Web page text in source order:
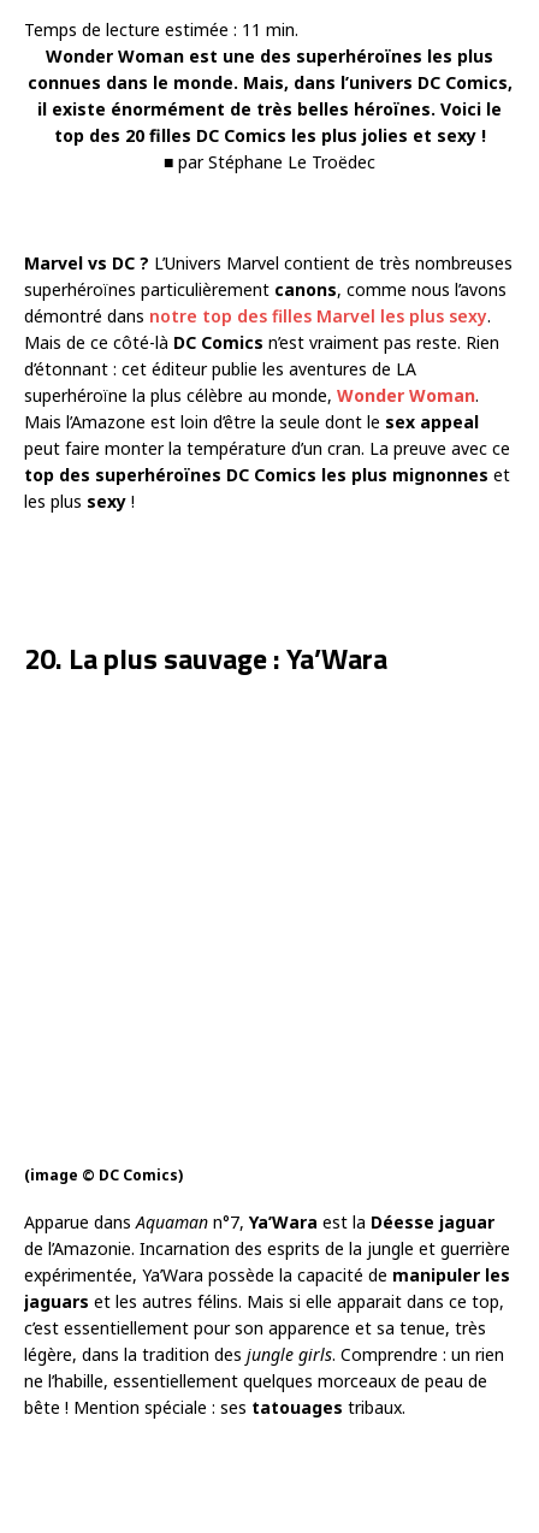
Temps de lecture estimée : 11 min.
Wonder Woman est une des superhéroïnes les plus
connues dans le monde. Mais, dans l’univers DC Comics,
il existe énormément de très belles héroïnes. Voici le
top des 20 filles DC Comics les plus jolies et sexy !
■ par Stéphane Le Troëdec
Marvel vs DC ? L’Univers Marvel contient de très nombreuses
superhéroïnes particulièrement canons, comme nous l’avons
démontré dans notre top des filles Marvel les plus sexy.
Mais de ce côté-là DC Comics n’est vraiment pas reste. Rien
d’étonnant : cet éditeur publie les aventures de LA
superhéroïne la plus célèbre au monde, Wonder Woman.
Mais l’Amazone est loin d’être la seule dont le sex appeal
peut faire monter la température d’un cran. La preuve avec ce
top des superhéroïnes DC Comics les plus mignonnes et
les plus sexy !
20. La plus sauvage : Ya’Wara
(image © DC Comics)
Apparue dansAquaman n°7, Ya’Wara est la Déesse jaguar
de l’Amazonie. Incarnation des esprits de la jungle et guerrière
expérimentée, Ya’Wara possède la capacité de manipuler les
jaguars et les autres félins. Mais si elle apparait dans ce top,
c’est essentiellement pour son apparence et sa tenue, très
légère, dans la tradition des jungle girls. Comprendre : un rien
ne l’habille, essentiellement quelques morceaux de peau de
bête ! Mention spéciale : ses tatouages tribaux.